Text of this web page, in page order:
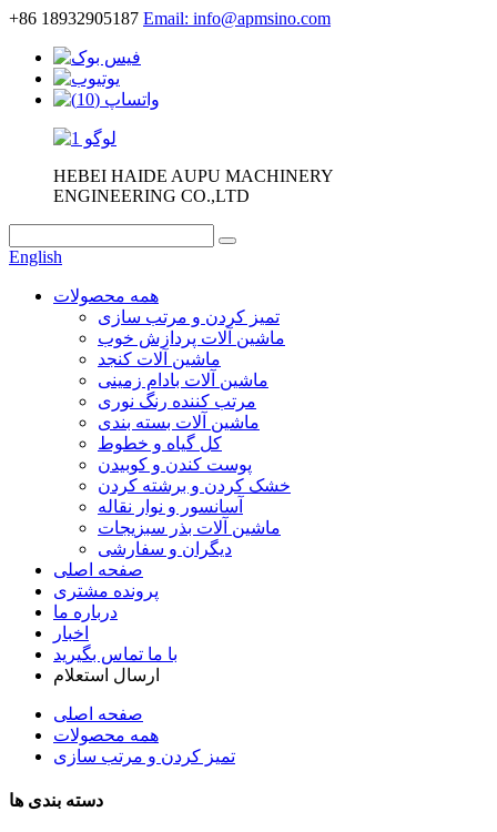
+86 18932905187 Email: info@apmsino.com
HEBEI HAIDE AUPU MACHINERY
ENGINEERING CO.,LTD
English
همه محصولات
تمیز کردن و مرتب سازی
ماشین آلات پردازش خوب
ماشین آلات کنجد
ماشین آلات بادام زمینی
مرتب کننده رنگ نوری
ماشین آلات بسته بندی
کل گیاه و خطوط
پوست کندن و کوبیدن
خشک کردن و برشته کردن
آسانسور و نوار نقاله
ماشین آلات بذر سبزیجات
دیگران و سفارشی
صفحه اصلی
پرونده مشتری
درباره ما
اخبار
با ما تماس بگیرید
ارسال استعلام
صفحه اصلی
همه محصولات
تمیز کردن و مرتب سازی
دسته بندی ها